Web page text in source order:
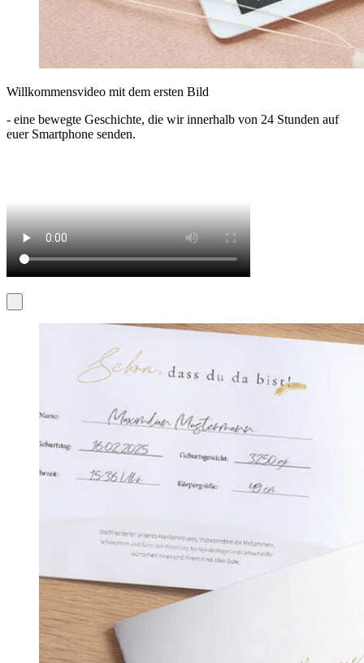
Willkommensvideo mit dem ersten Bild
- eine bewegte Geschichte, die wir innerhalb von 24 Stunden auf
euer Smartphone senden.